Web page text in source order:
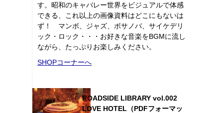
す。昭和のキャバレー世界をビジュアルで体感
できる、これ以上の画像資料はどこにもないは
ず！ マンボ、ジャズ、ボサノバ、サイケデリ
ック・ロック・・・お好きな音楽をBGMに流し
ながら、たっぷりお楽しみください。
SHOPコーナーへ
ROADSIDE LIBRARY vol.002
LOVE HOTEL（PDFフォーマッ